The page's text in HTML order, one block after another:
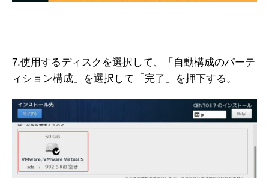
7.使用するディスクを選択して、「自動構成のパーテ
ィション構成」を選択して「完了」を押下する。